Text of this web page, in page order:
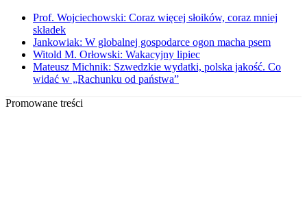
Prof. Wojciechowski: Coraz więcej słoików, coraz mniej
składek
Jankowiak: W globalnej gospodarce ogon macha psem
Witold M. Orłowski: Wakacyjny lipiec
Mateusz Michnik: Szwedzkie wydatki, polska jakość. Co
widać w „Rachunku od państwa”
Promowane treści